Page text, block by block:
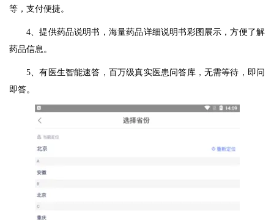
等，支付便捷。
4、提供药品说明书，海量药品详细说明书彩图展示，方便了解
药品信息。
5、有医生智能速答，百万级真实医患问答库，无需等待，即问
即答。